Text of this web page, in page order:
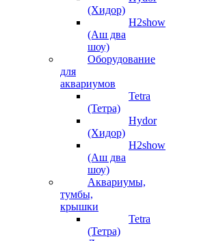
(Хидор)
H2show
(Аш два
шоу)
Оборудование
для
аквариумов
Tetra
(Тетра)
Hydor
(Хидор)
H2show
(Аш два
шоу)
Аквариумы,
тумбы,
крышки
Tetra
(Тетра)